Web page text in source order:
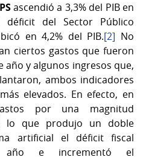
ascendió a 3,3% del PIB en
del Sector Público
en 4,2% del PIB.[2] No
ciertos gastos que fueron
y algunos ingresos que,
ambos indicadores
elevados. En efecto, en
por una magnitud
lo que produjo un doble
artificial el déficit fiscal
año e incrementó el